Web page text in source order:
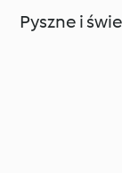
Pyszne i